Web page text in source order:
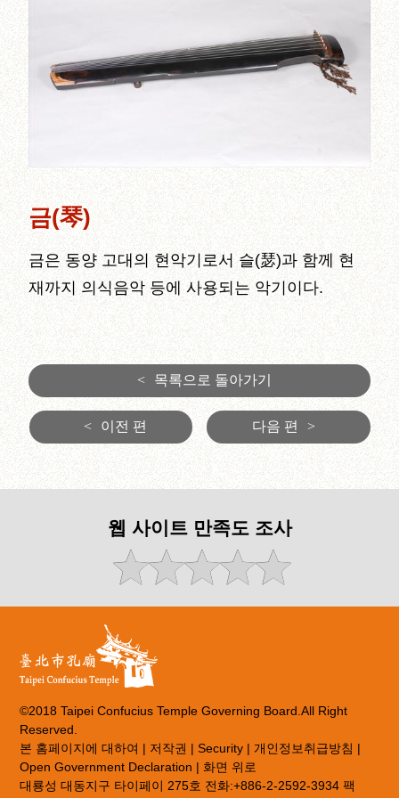
금(琴)
금은 동양 고대의 현악기로서 슬(瑟)과 함께 현
재까지 의식음악 등에 사용되는 악기이다.
< 목록으로 돌아가기
< 이전 편 다음 편 >
웹 사이트 만족도 조사
©2018 Taipei Confucius Temple Governing Board.All Right
Reserved.
본 홈페이지에 대하여 | 저작권 |Security |개인정보취급방침 |
Open Government Declaration |화면 위로
대룡성 대동지구 타이페이 275호 전화:+886-2-2592-3934 팩